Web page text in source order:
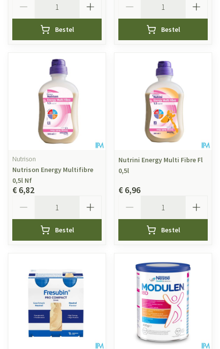
Bestel Bestel
Nutrison
Nutrison Energy Multifibre
0,5l Nf
€ 6,82
Bestel
Nutrini Energy Multi Fibre Fl
0,5l
€ 6,96
Bestel